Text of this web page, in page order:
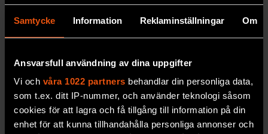
Samtycke Information Reklaminställningar Om
Ansvarsfull användning av dina uppgifter
Vi och våra 1022 partners behandlar din personliga data,
som t.ex. ditt IP-nummer, och använder teknologi såsom
cookies för att lagra och få tillgång till information på din
enhet för att kunna tillhandahålla personliga annonser och
yrkesområdena verkar det i stället vara
speciella yrkesfaktorer som styr. Kanske
kunskaper om gruppen med utländsk
bakgrund som de agerar utifrån. Att finna
förklaringar till varför människor
diskriminerar är en väldigt viktig fråga att